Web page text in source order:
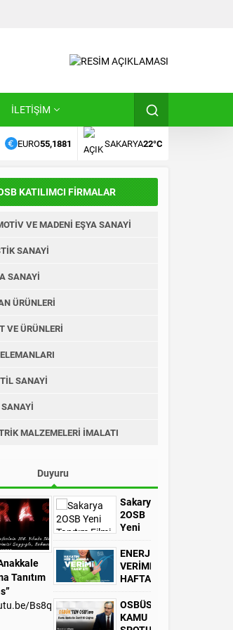
İLETİŞİM
EURO55,1881 SAKARYA22°C
KATILIMCI FİRMALAR
VE MADENİ EŞYA SANAYİ
SANAYİ
SANAYİ
ÜRÜNLERİ
VE ÜRÜNLERİ
SANAYİ
MALZEMELERİ İMALATI
Duyuru
Tanıtım
Bs8qY9xasJ4
Sakarya
2OSB
Yeni
Tanıtım
Filmi
04
ENERJİ
VERİMLİLİK
HAFTASI
(10-16
OCAK
2022)
OSBÜST
KAMU